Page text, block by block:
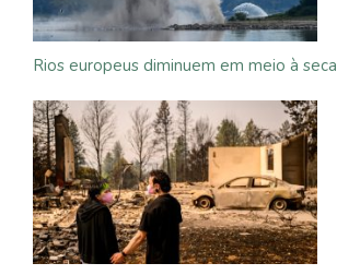
Rios europeus diminuem em meio à